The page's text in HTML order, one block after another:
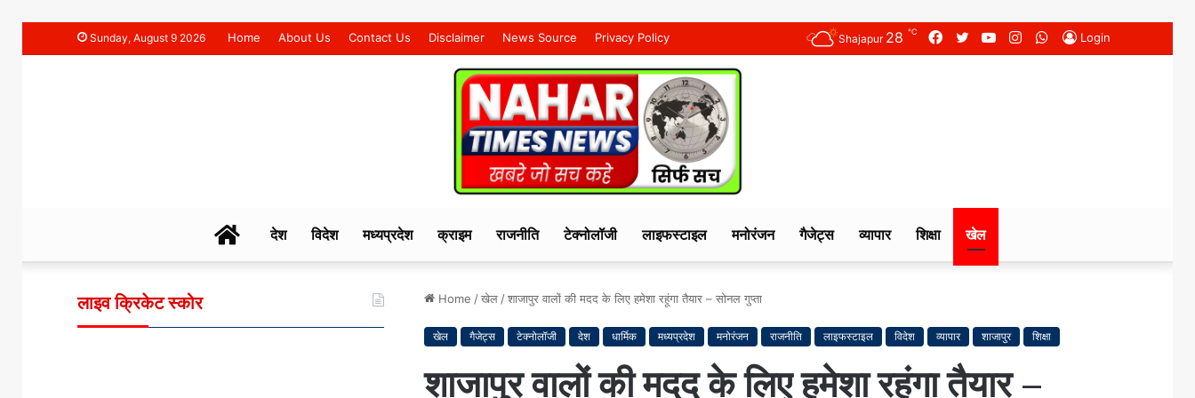
Sunday, August 9 2026 Home About Us Contact Us Disclaimer News Source Privacy Policy Login
WhatsApp
Instagram
YouTube
Twitter
Facebook
Shajapur 28 ℃
NAHAR
देश विदेश मध्यप्रदेश क्राइम राजनीति टेक्नोलॉजी लाइफस्टाइल मनोरंजन गैजेट्स व्यापार शिक्षा खेल
Home /खेल /शाजापुर वालों की मदद के लिए हमेशा रहूंगा तैयार – सोनल गुप्ता
खेल गैजेट्स टेक्नोलॉजी देश धार्मिक मध्यप्रदेश मनोरंजन राजनीति लाइफस्टाइल विदेश व्यापार शाजापुर शिक्षा
शाजापुर वालों की मदद के लिए हमेशा रहूंगा तैयार –
लाइव क्रिकेट स्कोर